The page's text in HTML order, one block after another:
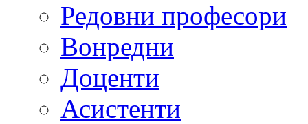
Редовни професори
Вонредни
Доценти
Асистенти